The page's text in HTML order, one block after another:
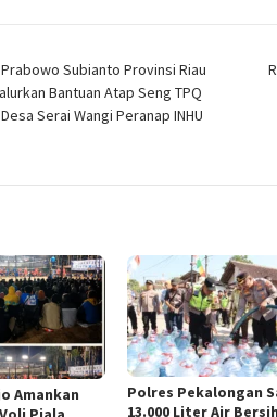
Subianto Provinsi Riau
Bantuan Atap Seng TPQ
Serai Wangi Peranap INHU
Amankan
Polres Pekalongan
13.000 Liter Air